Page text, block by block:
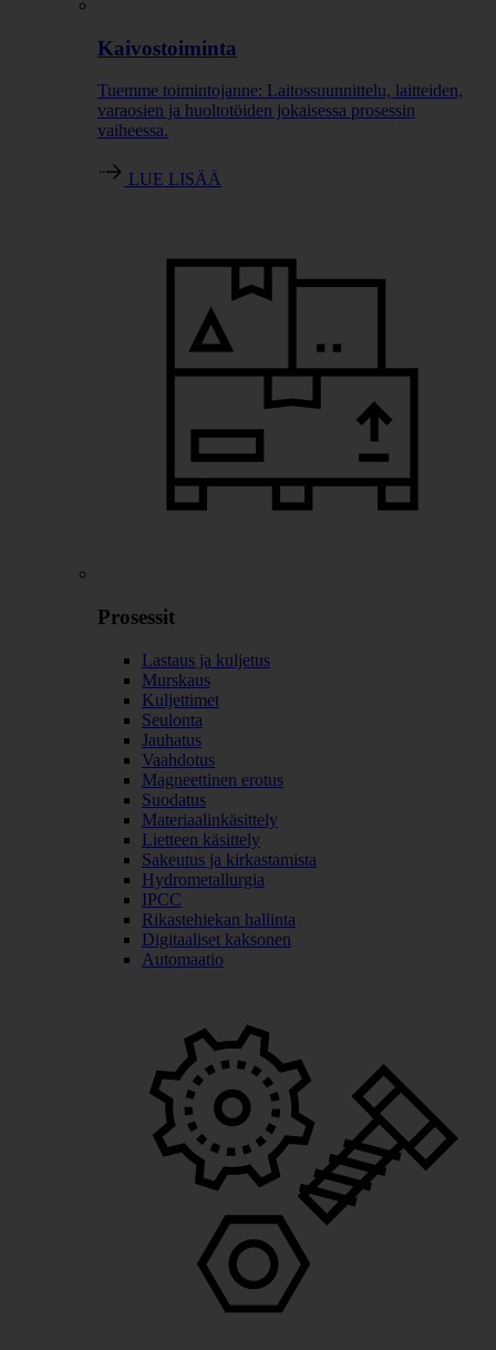
Kaivostoiminta
Tuemme toimintojanne: Laitossuunnittelu, laitteiden,
varaosien ja huoltotöiden jokaisessa prosessin
vaiheessa.
LUE LISÄÄ
Prosessit
Lastaus ja kuljetus
Murskaus
Kuljettimet
Seulonta
Jauhatus
Vaahdotus
Magneettinen erotus
Suodatus
Materiaalinkäsittely
Lietteen käsittely
Sakeutus ja kirkastamista
Hydrometallurgia
IPCC
Rikastehiekan hallinta
Digitaaliset kaksonen
Automaatio